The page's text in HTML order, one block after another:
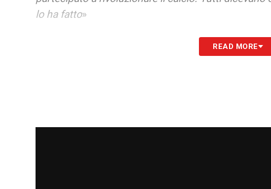
lo ha fatto»
LA PLAYLIST DELLE NOSTRE TOP NEWSREAD MORE